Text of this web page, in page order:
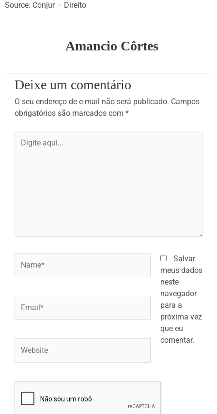
Source: Conjur – Direito
Amancio Côrtes
Deixe um comentário
O seu endereço de e-mail não será publicado. Campos
obrigatórios são marcados com *
aqui...
Salvar
meus dados
neste
navegador
para a
próxima vez
que eu
comentar.